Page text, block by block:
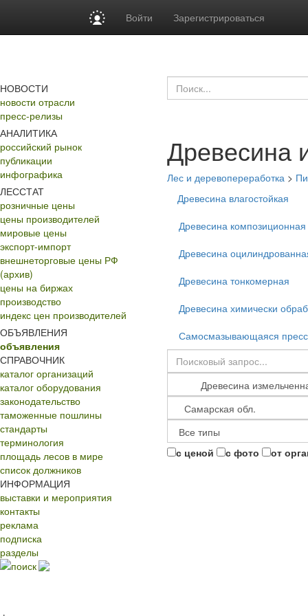
Войти Зарегистрироваться
НОВОСТИ
новости отрасли
пресс-релизы
АНАЛИТИКА
российский рынок
публикации
инфографика
ЛЕССТАТ
розничные цены
цены производителей
мировые цены
экспорт-импорт
внешнеторговые цены РФ
(архив)
цены на биржах
производство
индекс цен производителей
ОБЪЯВЛЕНИЯ
объявления
СПРАВОЧНИК
каталог организаций
каталог оборудования
законодательство
таможенные пошлины
стандарты
терминология
площадь лесов в мире
список должников
ИНФОРМАЦИЯ
выставки и мероприятия
контакты
реклама
подписка
разделы
поиск
Древесина
Лес и деревопереработка >
Древесина влагостойкая
Древесина композиционная
Древесина
Древесина тонкомерная
Древесина химически
Самосмазывающаяся
с ценой с фото от